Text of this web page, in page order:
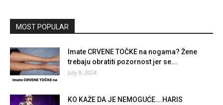
MOST POPULAR
Imate CRVENE TOČKE na nogama? Žene
trebaju obratiti pozornost jer se...
July 8, 2024
KO KAŽE DA JE NEMOGUĆE….HARIS